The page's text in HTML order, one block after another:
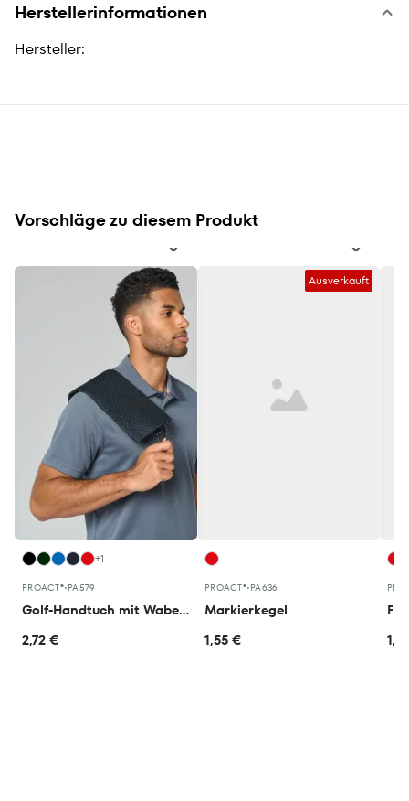
Herstellerinformationen
Hersteller:
Vorschläge zu diesem Produkt
+1
PROACT®•PA579
Golf-Handtuch mit Wabenstruktur - 50 x 40 cm
2,72 €
Ausverkauft
PROACT®•PA636
Markierkegel
1,55 €